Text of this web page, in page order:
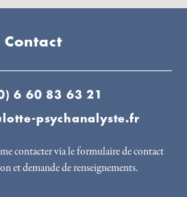
Contact
6 60 83 63 21
psychanalyste.fr
contacter via le formulaire de contact
et demande de renseignements.